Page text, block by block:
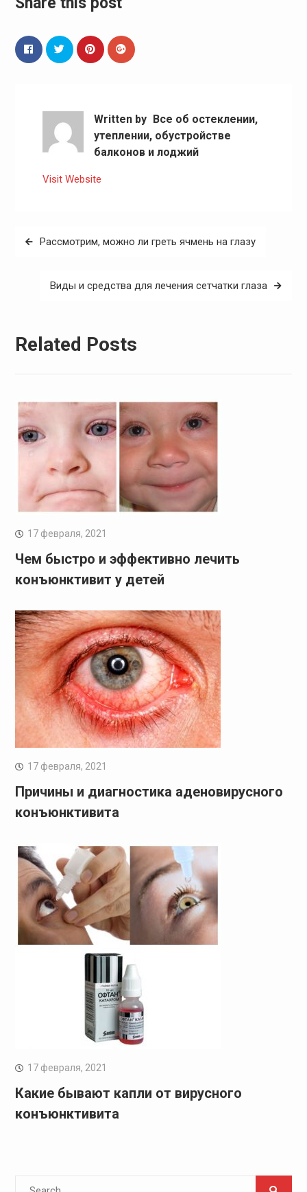
Written by Все об остеклении,
утеплении, обустройстве
балконов и лоджий
Visit Website
Навигация
записям
Рассмотрим, можно ли греть ячмень на глазу
Виды и средства для лечения сетчатки глаза
Related Posts
17 февраля, 2021
Чем быстро и эффективно лечить
конъюнктивит у детей
17 февраля, 2021
Причины и диагностика аденовирусного
конъюнктивита
17 февраля, 2021
Какие бывают капли от вирусного
конъюнктивита